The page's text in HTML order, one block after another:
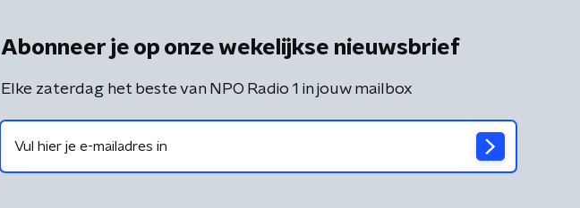
Abonneer je op onze wekelijkse nieuwsbrief
Elke zaterdag het beste van NPO Radio 1 in jouw mailbox